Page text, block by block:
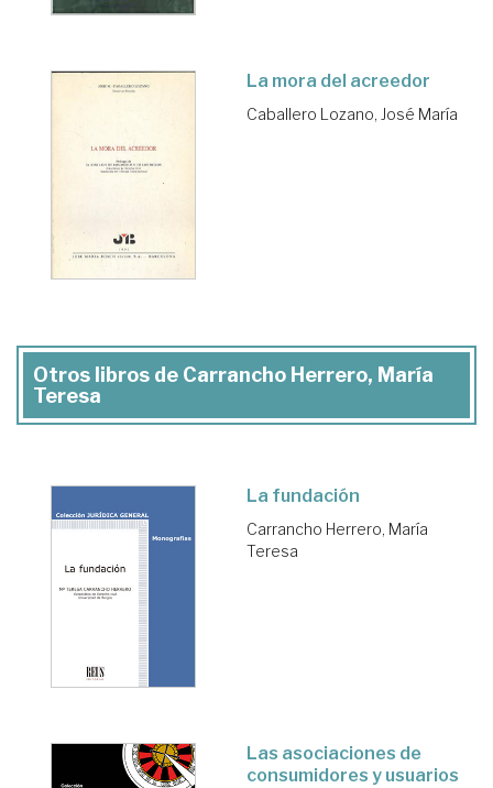
La mora del acreedor
Caballero Lozano, José María
Otros libros de Carrancho Herrero, María
Teresa
La fundación
Carrancho Herrero, María
Teresa
Las asociaciones de
consumidores y usuarios